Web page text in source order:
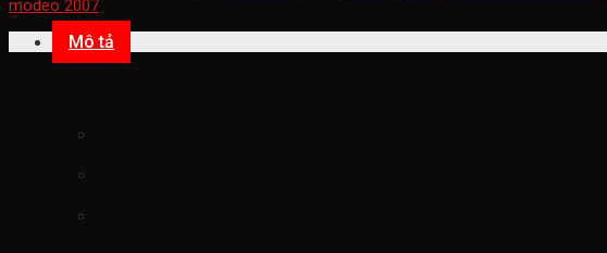
modeo 2007
Mô tả